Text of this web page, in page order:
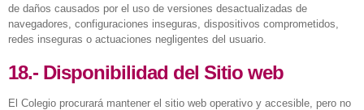
de daños causados por el uso de versiones desactualizadas de
navegadores, configuraciones inseguras, dispositivos comprometidos,
redes inseguras o actuaciones negligentes del usuario.
18.- Disponibilidad del Sitio web
El Colegio procurará mantener el sitio web operativo y accesible, pero no